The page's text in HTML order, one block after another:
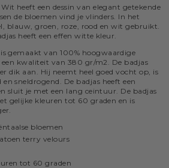
heeft een dessin van elegant getekende
de bloemen vind je vlinders. In het
blauw, groen, roze, rood en wit gebruikt.
heeft een effen witte kleur.
gemaakt van 100% hoogwaardige
kwaliteit van 380 gr/m2. De badjas
dik aan. Hij neemt heel goed vocht op, is
sneldrogend. De badjas heeft een
sluit je met een lang ceintuur. De badjas
gelijke kleuren tot 60 graden en is
bloemen
terry velours
tot 60 graden